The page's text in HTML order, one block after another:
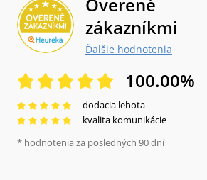
Overené
zákazníkmi
Ďalšie hodnotenia
100.00%
dodacia lehota
kvalita komunikácie
* hodnotenia za posledných 90 dní